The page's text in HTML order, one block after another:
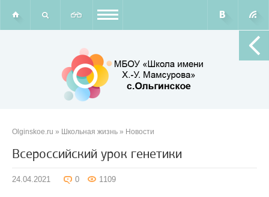
Olginskoe.ru » Школьная жизнь » Новости
Всероссийский урок генетики
24.04.2021 0 1109